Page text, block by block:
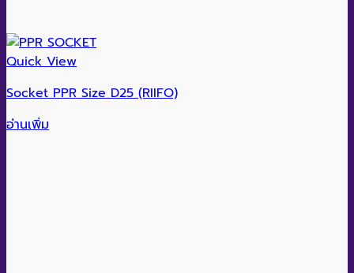
Quick View
Socket PPR Size D25 (RIIFO)
อ่านเพิ่ม